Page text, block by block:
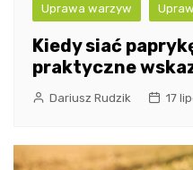
Uprawa warzyw
Kiedy siać
praktyczne
Dariusz Rudzik 17